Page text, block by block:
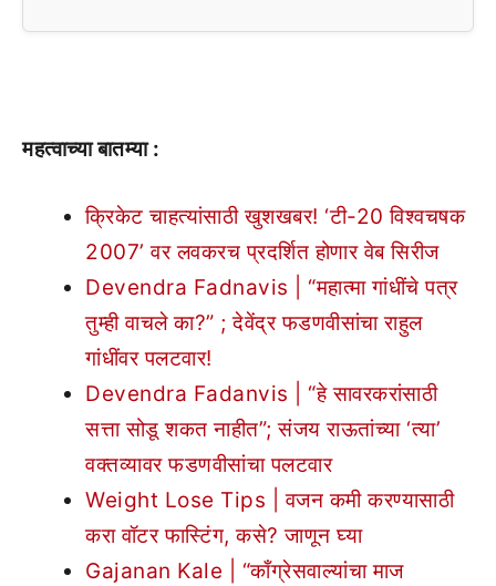
महत्वाच्या बातम्या :
क्रिकेट चाहत्यांसाठी खुशखबर! ‘टी-20 विश्वचषक
2007’ वर लवकरच प्रदर्शित होणार वेब सिरीज
Devendra Fadnavis | “महात्मा गांधींचे पत्र
तुम्ही वाचले का?” ; देवेंद्र फडणवीसांचा राहुल
गांधींवर पलटवार!
Devendra Fadanvis | “हे सावरकरांसाठी
सत्ता सोडू शकत नाहीत”; संजय राऊतांच्या ‘त्या’
वक्तव्यावर फडणवीसांचा पलटवार
Weight Lose Tips | वजन कमी करण्यासाठी
करा वॉटर फास्टिंग, कसे? जाणून घ्या
Gajanan Kale | “काँग्रेसवाल्यांचा माज